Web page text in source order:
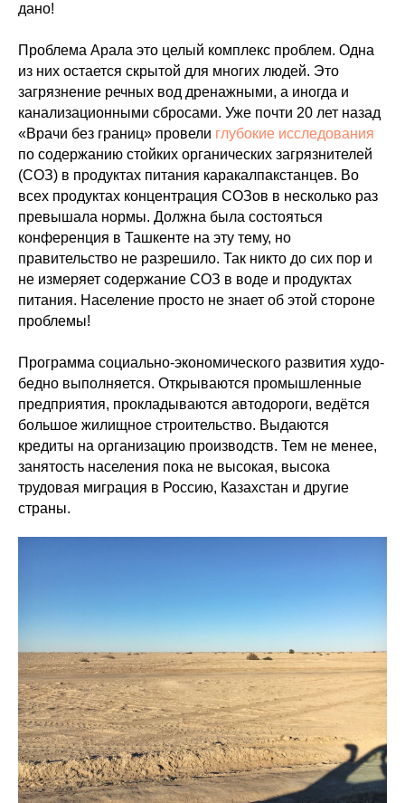
дано!
Проблема Арала это целый комплекс проблем. Одна
из них остается скрытой для многих людей. Это
загрязнение речных вод дренажными, а иногда и
канализационными сбросами. Уже почти 20 лет назад
«Врачи без границ» провели глубокие исследования
по содержанию стойких органических загрязнителей
(СОЗ) в продуктах питания каракалпакстанцев. Во
всех продуктах концентрация СОЗов в несколько раз
превышала нормы. Должна была состояться
конференция в Ташкенте на эту тему, но
правительство не разрешило. Так никто до сих пор и
не измеряет содержание СОЗ в воде и продуктах
питания. Население просто не знает об этой стороне
проблемы!
Программа социально-экономического развития худо-
бедно выполняется. Открываются промышленные
предприятия, прокладываются автодороги, ведётся
большое жилищное строительство. Выдаются
кредиты на организацию производств. Тем не менее,
занятость населения пока не высокая, высока
трудовая миграция в Россию, Казахстан и другие
страны.